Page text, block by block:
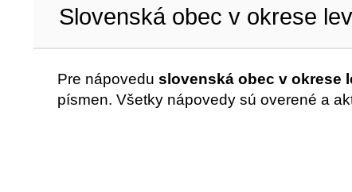
Slovenská obec v okrese
Pre nápovedu slovenská obec v okrese
písmen. Všetky nápovedy sú overené a